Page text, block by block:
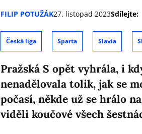
FILIP POTUŽÁK27. listopad 2023Sdílejte:
Česká liga Sparta Slavia
Pražská S opět vyhrála, i
nenadělovala tolik, jak se
počasí, někde už se hrálo
viděli koučové všech